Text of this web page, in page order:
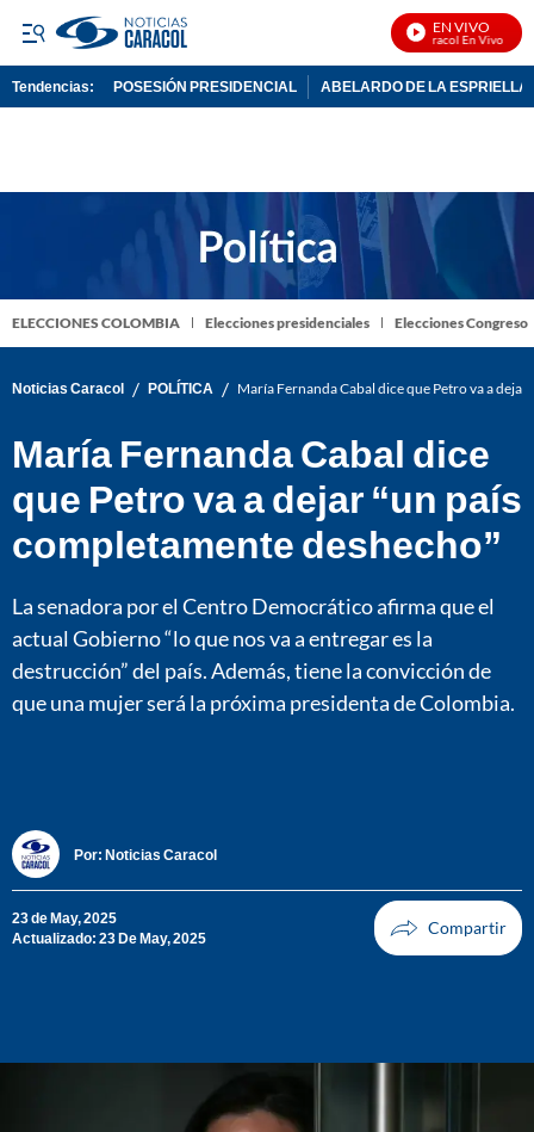
EN VIVO
Noticias Caracol En Vivo
Tendencias: POSESIÓN PRESIDENCIAL ABELARDO DE LA ESPRIELLA
ELECCIONES COLOMBIA Elecciones presidenciales Elecciones Congreso
Noticias Caracol / POLÍTICA / María Fernanda Cabal dice que Petro va a dejar
María Fernanda Cabal dice
que Petro va a dejar “un país
completamente deshecho”
La senadora por el Centro Democrático afirma que el
actual Gobierno “lo que nos va a entregar es la
destrucción” del país. Además, tiene la convicción de
que una mujer será la próxima presidenta de Colombia.
Por: Noticias Caracol
23 de May, 2025
Actualizado: 23 De May, 2025